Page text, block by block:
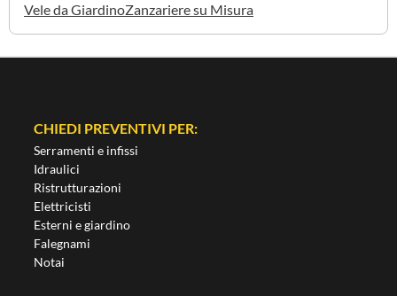
Vele da GiardinoZanzariere su Misura
CHIEDI PREVENTIVI PER:
Serramenti e infissi
Idraulici
Ristrutturazioni
Elettricisti
Esterni e giardino
Falegnami
Notai